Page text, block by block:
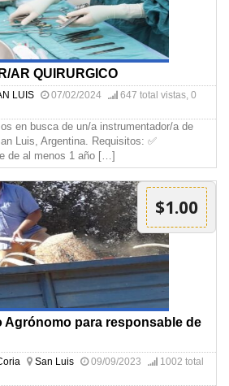
AR QUIRURGICO
LUIS 07/02/2024
647 total vistas, 0
en busca de un/a instrumentador/a de
Luis, Argentina. Requisitos: ✅
de al menos 1 año […]
$1.00
Agrónomo para responsable de
San Luis 09/09/2023
1002 total